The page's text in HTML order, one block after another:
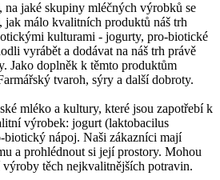
na jaké skupiny mléčných výrobků se
jak málo kvalitních produktů náš trh
kulturami - jogurty, pro-biotické
vyrábět a dodávat na náš trh právě
Jako doplněk k těmto produktům
tvaroh, sýry a další dobroty.
mléko a kultury, které jsou zapotřebí k
výrobek: jogurt (laktobacilus
biotický nápoj. Naši zákazníci mají
a prohlédnout si její prostory. Mohou
těch nejkvalitnějších potravin.